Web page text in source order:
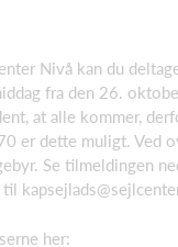
Nivå kan du
fra den 26.
at alle kommer,
er dette muligt. Ved
Se tilmeldingen
til
her: